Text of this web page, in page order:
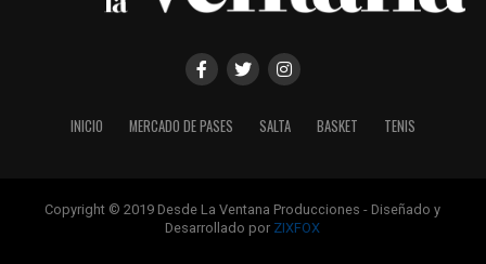
INICIO MERCADO DE PASES SALTA BASKET TENIS
Copyright © 2019 Desde La Ventana Producciones - Diseñado y
Desarrollado por ZIXFOX